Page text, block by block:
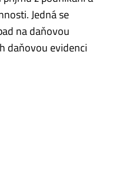
Jedná se
na daňovou
daňovou evidenci